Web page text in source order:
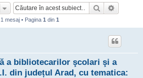
Căutare
1 mesaj • Pagina 1 din 1
a bibliotecarilor şcolari şi a
din județul Arad, cu tematica: